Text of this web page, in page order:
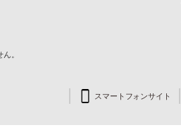
。
スマートフォンサイト